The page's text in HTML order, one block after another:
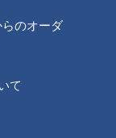
のオーダ
て